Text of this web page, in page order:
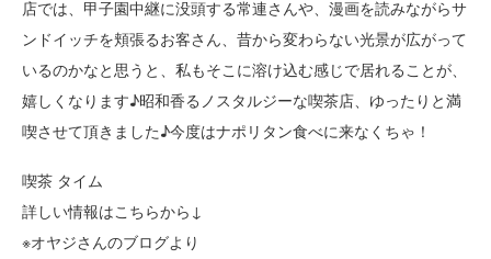
店では、甲子園中継に没頭する常連さんや、漫画を読みながらサ
ンドイッチを頬張るお客さん、昔から変わらない光景が広がって
いるのかなと思うと、私もそこに溶け込む感じで居れることが、
嬉しくなります♪昭和香るノスタルジーな喫茶店、ゆったりと満
喫させて頂きました♪今度はナポリタン食べに来なくちゃ！
喫茶 タイム
詳しい情報はこちらから↓
※オヤジさんのブログより